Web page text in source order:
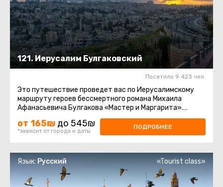
121. Иерусалим Булгаковский
Посетило 9 423 чел.
Это путешествие проведет вас по Иерусалимскому
маршруту героев бессмертного романа Михаила
Афанасьевича Булгакова «Мастер и Маргарита».
Парадокс. Те, кто читал ...
от 165₪ до 545₪
*зависит от города и даты
ПОДРОБНЕЕ
Язык: Русский «Tourist class»